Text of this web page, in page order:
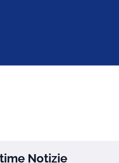
Notizie